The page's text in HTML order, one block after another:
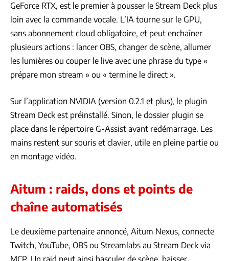
GeForce RTX, est le premier à pousser le Stream Deck plus
loin avec la commande vocale. L’IA tourne sur le GPU,
sans abonnement cloud obligatoire, et peut enchaîner
plusieurs actions : lancer OBS, changer de scène, allumer
les lumières ou couper le live avec une phrase du type «
prépare mon stream » ou « termine le direct ».
Sur l’application NVIDIA (version 0.2.1 et plus), le plugin
Stream Deck est préinstallé. Sinon, le dossier plugin se
place dans le répertoire G-Assist avant redémarrage. Les
mains restent sur souris et clavier, utile en pleine partie ou
en montage vidéo.
Aitum : raids, dons et points de
chaîne automatisés
Le deuxième partenaire annoncé, Aitum Nexus, connecte
Twitch, YouTube, OBS ou Streamlabs au Stream Deck via
MCP. Un raid peut ainsi basculer de scène, baisser